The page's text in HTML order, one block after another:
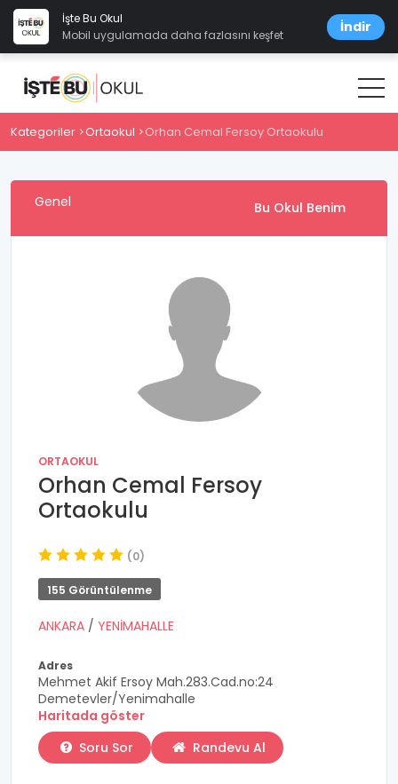
İşte Bu Okul
Mobil uygulamada daha fazlasını keşfet
İndir
Kategoriler Ortaokul Orhan Cemal Fersoy Ortaokulu
Genel Bu Okul Benim
ORTAOKUL
Orhan Cemal Fersoy
Ortaokulu
(0)
155 Görüntülenme
ANKARA / YENİMAHALLE
Adres
Mehmet Akif Ersoy Mah.283.Cad.no:24
Demetevler/Yenimahalle
Haritada göster
Soru Sor
Randevu Al